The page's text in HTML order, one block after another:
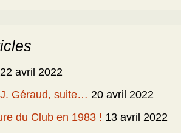
22 avril 2022
Géraud, suite… 20 avril 2022
du Club en 1983 ! 13 avril 2022